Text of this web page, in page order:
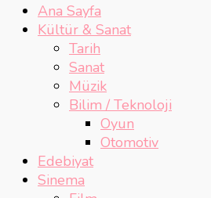
Ana Sayfa
Kültür & Sanat
Tarih
Sanat
Müzik
Bilim / Teknoloji
Oyun
Otomotiv
Edebiyat
Sinema